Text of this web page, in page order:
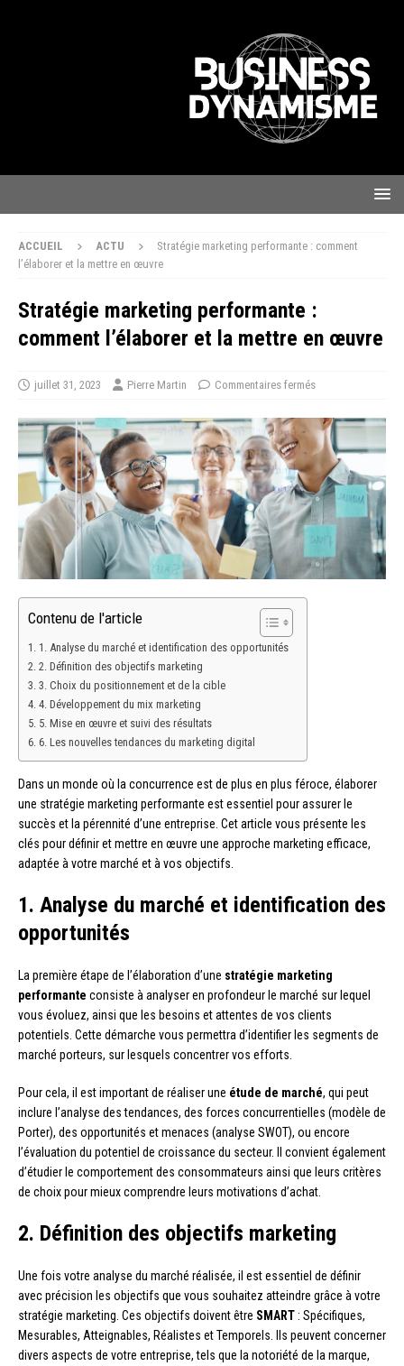
ACCUEIL ACTU
Stratégie marketing performante : comment
l’élaborer et la mettre en œuvre
Stratégie marketing performante :
comment l’élaborer et la mettre en œuvre
juillet 31, 2023 Pierre Martin Commentaires fermés
Contenu de l'article
1. Analyse du marché et identification des opportunités
2. Définition des objectifs marketing
3. Choix du positionnement et de la cible
4. Développement du mix marketing
5. Mise en œuvre et suivi des résultats
6. Les nouvelles tendances du marketing digital
Dans un monde où la concurrence est de plus en plus féroce, élaborer
une stratégie marketing performante est essentiel pour assurer le
succès et la pérennité d’une entreprise. Cet article vous présente les
clés pour définir et mettre en œuvre une approche marketing efficace,
adaptée à votre marché et à vos objectifs.
1. Analyse du marché et identification des
opportunités
La première étape de l’élaboration d’une stratégie marketing
performante consiste à analyser en profondeur le marché sur lequel
vous évoluez, ainsi que les besoins et attentes de vos clients
potentiels. Cette démarche vous permettra d’identifier les segments de
marché porteurs, sur lesquels concentrer vos efforts.
Pour cela, il est important de réaliser une étude de marché, qui peut
inclure l’analyse des tendances, des forces concurrentielles (modèle de
Porter), des opportunités et menaces (analyse SWOT), ou encore
l’évaluation du potentiel de croissance du secteur. Il convient également
d’étudier le comportement des consommateurs ainsi que leurs critères
de choix pour mieux comprendre leurs motivations d’achat.
2. Définition des objectifs marketing
Une fois votre analyse du marché réalisée, il est essentiel de définir
avec précision les objectifs que vous souhaitez atteindre grâce à votre
stratégie marketing. Ces objectifs doivent être SMART : Spécifiques,
Mesurables, Atteignables, Réalistes et Temporels. Ils peuvent concerner
divers aspects de votre entreprise, tels que la notoriété de la marque,